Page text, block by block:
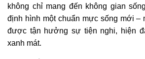
không chỉ mang đến không gian
định hình một chuẩn mực sống mới –
được tận hưởng sự tiện nghi, hiện
xanh mát.